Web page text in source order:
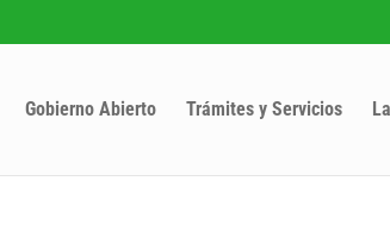
Gobierno Abierto Trámites y Servicios